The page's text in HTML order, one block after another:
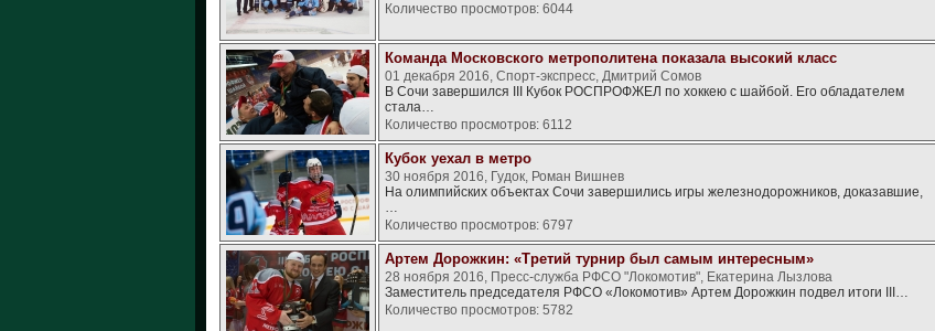
Количество просмотров: 6044
Команда Московского метрополитена показала высокий класс
01 декабря 2016, Спорт-экспресс, Дмитрий Сомов
В Сочи завершился III Кубок РОСПРОФЖЕЛ по хоккею с шайбой. Его обладателем
стала…
Количество просмотров: 6112
Кубок уехал в метро
30 ноября 2016, Гудок, Роман Вишнев
На олимпийских объектах Сочи завершились игры железнодорожников, доказавшие,
…
Количество просмотров: 6797
Артем Дорожкин: «Третий турнир был самым интересным»
28 ноября 2016, Пресс-служба РФСО "Локомотив", Екатерина Лызлова
Заместитель председателя РФСО «Локомотив» Артем Дорожкин подвел итоги III…
Количество просмотров: 5782